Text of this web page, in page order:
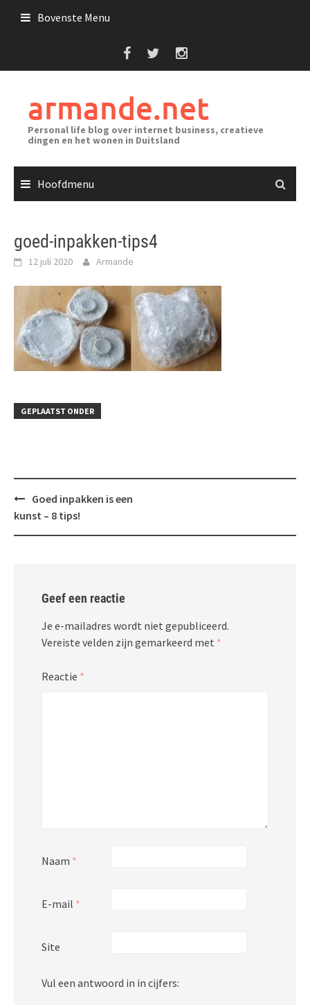
Bovenste Menu
armande.net
Personal life blog over internet business, creatieve
dingen en het wonen in Duitsland
Hoofdmenu
goed-inpakken-tips4
12 juli 2020 Armande
GEPLAATST ONDER
Bericht
navigatie
Goed inpakken is een
kunst – 8 tips!
Geef een reactie
Je e-mailadres wordt niet gepubliceerd.
Vereiste velden zijn gemarkeerd met *
Reactie *
Naam *
E-mail *
Site
Vul een antwoord in in cijfers: